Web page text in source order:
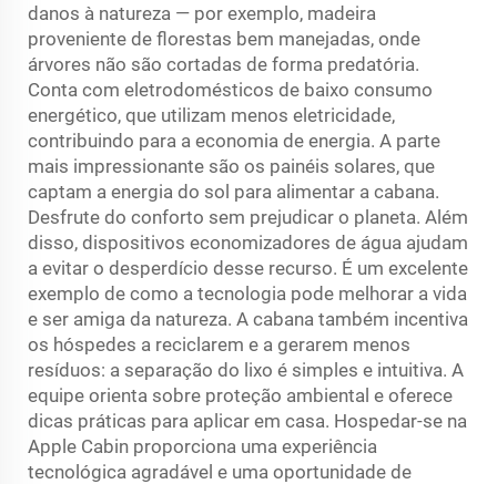
danos à natureza — por exemplo, madeira
proveniente de florestas bem manejadas, onde
árvores não são cortadas de forma predatória.
Conta com eletrodomésticos de baixo consumo
energético, que utilizam menos eletricidade,
contribuindo para a economia de energia. A parte
mais impressionante são os painéis solares, que
captam a energia do sol para alimentar a cabana.
Desfrute do conforto sem prejudicar o planeta. Além
disso, dispositivos economizadores de água ajudam
a evitar o desperdício desse recurso. É um excelente
exemplo de como a tecnologia pode melhorar a vida
e ser amiga da natureza. A cabana também incentiva
os hóspedes a reciclarem e a gerarem menos
resíduos: a separação do lixo é simples e intuitiva. A
equipe orienta sobre proteção ambiental e oferece
dicas práticas para aplicar em casa. Hospedar-se na
Apple Cabin proporciona uma experiência
tecnológica agradável e uma oportunidade de